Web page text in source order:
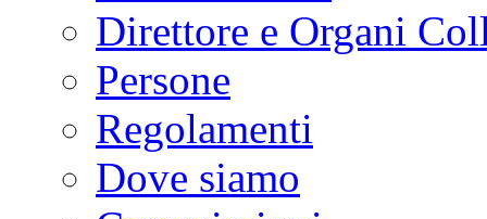
Direttore e Organi
Persone
Regolamenti
Dove siamo